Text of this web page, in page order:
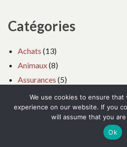
Catégories
Achats (13)
Animaux(8)
Assurances (5)
Auto Moto
(26)
Bien-être (43)
(10)
We use cookies to ensure
experience on our website. If you
will assume that you
Ok